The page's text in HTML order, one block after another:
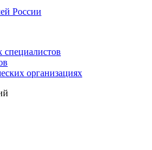
России
специалистов
организациях